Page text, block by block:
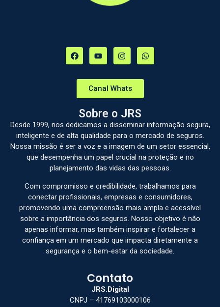
Canal Whats
Sobre o JRS
Desde 1999, nos dedicamos a disseminar informação segura,
inteligente e de alta qualidade para o mercado de seguros.
Nossa missão é ser a voz e a imagem de um setor essencial,
que desempenha um papel crucial na proteção e no
planejamento das vidas das pessoas.
Com compromisso e credibilidade, trabalhamos para
conectar profissionais, empresas e consumidores,
promovendo uma compreensão mais ampla e acessível
sobre a importância dos seguros. Nosso objetivo é não
apenas informar, mas também inspirar e fortalecer a
confiança em um mercado que impacta diretamente a
segurança e o bem-estar da sociedade.
Contato
JRS.Digital
CNPJ – 41769103000106